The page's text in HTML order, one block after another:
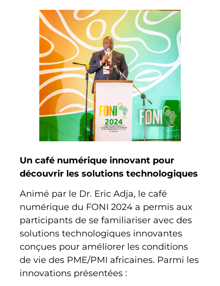
Un café numérique innovant pour
découvrir les solutions technologiques
Animé par le Dr. Eric Adja, le café
numérique du FONI 2024 a permis aux
participants de se familiariser avec des
solutions technologiques innovantes
conçues pour améliorer les conditions
de vie des PME/PMI africaines. Parmi les
innovations présentées :